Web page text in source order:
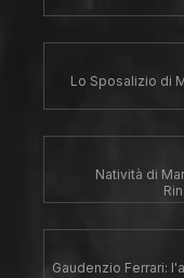
Lo Sposalizio di
Natività di
Gaudenzio Ferrari: